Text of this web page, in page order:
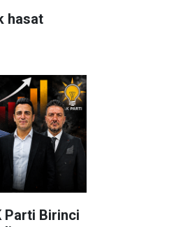
hasat
Parti Birinci